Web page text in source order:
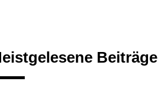
Beiträge